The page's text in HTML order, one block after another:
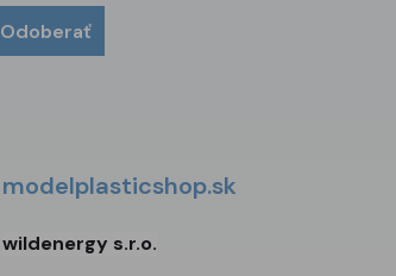
Odoberať
modelplasticshop.sk
wildenergy s.r.o.